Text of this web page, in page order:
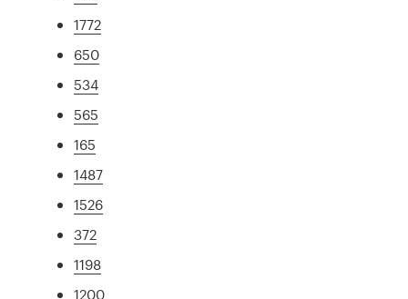
1772
650
534
565
165
1487
1526
372
1198
1200